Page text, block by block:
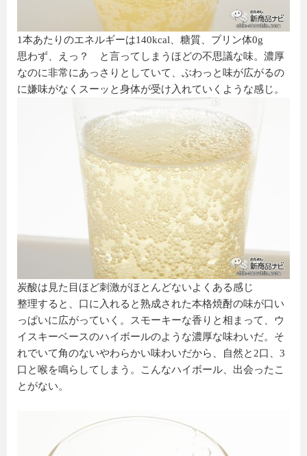
1本あたりのエネルギーは140kcal、糖質、プリン体0g
思わず、えっ？ と言ってしまうほどの不思議な味。濃厚
なのに非常にあっさりとしていて、ぶわっと味が広がるの
に嫌味がなくスーッと身体が受け入れていくような感じ。
炭酸は見た目ほど刺激がほとんどないよくある感じ
整理すると、口に入れると熟成された本格焼酎の味が口い
っぱいに広がっていく。スモーキーな香りと相まって、ウ
イスキーベースのハイボールのような濃厚な味わいだ。そ
れでいて角のないやわらかい味わいだから、自然と2口、3
口と喉を鳴らしてしまう。こんなハイボール、出会ったこ
とがない。